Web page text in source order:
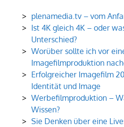
plenamedia.tv – vom
Ist 4K gleich 4K – oder
Unterschied?
Worüber sollte ich vor
Imagefilmproduktion
Erfolgreicher Imagefilm
Identität und Image
Werbefilmproduktion –
Wissen?
Sie Denken über eine